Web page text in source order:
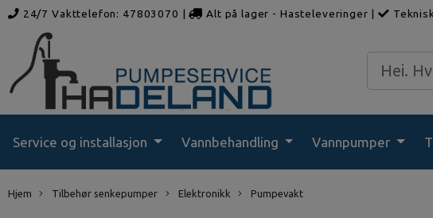
24/7 Vakttelefon: 47803070 | Alt på lager - Hasteleveringer |
rådgivning
Service og installasjon Vannbehandling Vannpumper
Hjem Tilbehør senkepumper Elektronikk Pumpevakt